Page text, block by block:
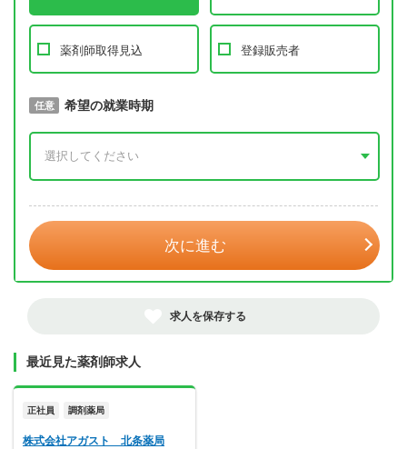
薬剤師取得見込 登録販売者
必須 取得予定年
任意 希望の就業時期
次に進む
求人を保存する
最近見た薬剤師求人
正社員 調剤薬局
株式会社アガスト 北条薬局